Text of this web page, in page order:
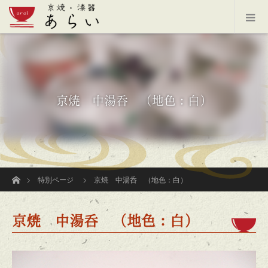
京焼 中湯呑 （地色：白）
特別ページ
京焼 中湯呑 （地色：白）
京焼 中湯呑 （地色：白）